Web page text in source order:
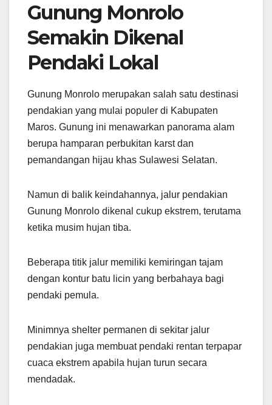
Gunung Monrolo
Semakin Dikenal
Pendaki Lokal
Gunung Monrolo merupakan salah satu destinasi
pendakian yang mulai populer di Kabupaten
Maros. Gunung ini menawarkan panorama alam
berupa hamparan perbukitan karst dan
pemandangan hijau khas Sulawesi Selatan.
Namun di balik keindahannya, jalur pendakian
Gunung Monrolo dikenal cukup ekstrem, terutama
ketika musim hujan tiba.
Beberapa titik jalur memiliki kemiringan tajam
dengan kontur batu licin yang berbahaya bagi
pendaki pemula.
Minimnya shelter permanen di sekitar jalur
pendakian juga membuat pendaki rentan terpapar
cuaca ekstrem apabila hujan turun secara
mendadak.